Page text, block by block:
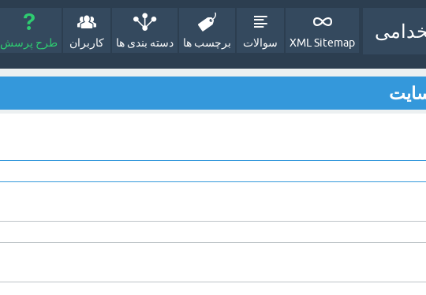
XML Sitemap سوالات برچسب ها دسته بندی ها کاربران طرح پرسش